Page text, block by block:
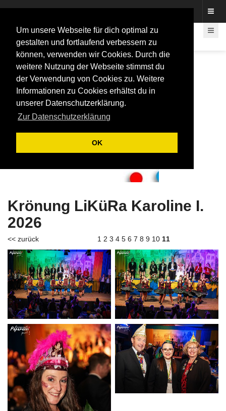
Um unsere Webseite für dich optimal zu
gestalten und fortlaufend verbessern zu
können, verwenden wir Cookies. Durch die
weitere Nutzung der Webseite stimmst du
der Verwendung von Cookies zu. Weitere
Informationen zu Cookies erhältst du in
unserer Datenschutzerklärung.
Zur Datenschutzerklärung
OK
Krönung LiKüRa Karoline I.
2026
<< zurück 1 2 3 4 5 6 7 8 9 10 11